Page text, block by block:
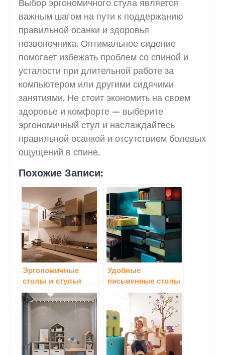
Выбор эргономичного стула является
важным шагом на пути к поддержанию
правильной осанки и здоровья
позвоночника. Оптимальное сидение
помогает избежать проблем со спиной и
усталости при длительной работе за
компьютером или другими сидячими
занятиями. Не стоит экономить на своем
здоровье и комфорте — выберите
эргономичный стул и наслаждайтесь
правильной осанкой и отсутствием болевых
ощущений в спине.
Похожие Записи:
Эргономичные
столы и стулья
для работы в
гостиной
Удобные
письменные столы
с аксессуарами для